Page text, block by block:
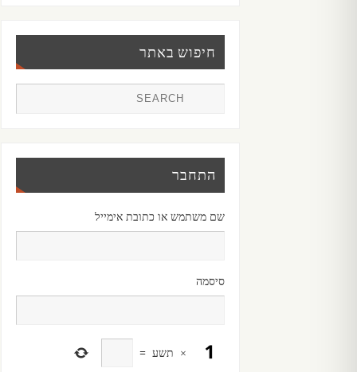
חיפוש באתר
התחבר
שם משתמש או כתובת אימייל
סיסמה
× תשע =